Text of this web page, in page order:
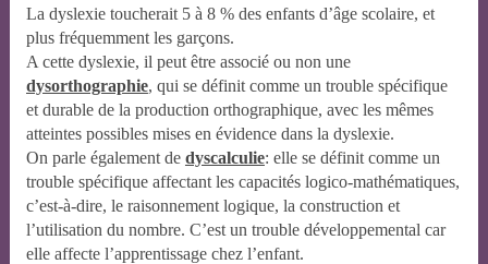
La dyslexie toucherait 5 à 8 % des enfants d’âge scolaire, et
plus fréquemment les garçons.
A cette dyslexie, il peut être associé ou non une
dysorthographie, qui se définit comme un trouble spécifique
et durable de la production orthographique, avec les mêmes
atteintes possibles mises en évidence dans la dyslexie.
On parle également de dyscalculie: elle se définit comme un
trouble spécifique affectant les capacités logico-mathématiques,
c’est-à-dire, le raisonnement logique, la construction et
l’utilisation du nombre. C’est un trouble développemental car
elle affecte l’apprentissage chez l’enfant.